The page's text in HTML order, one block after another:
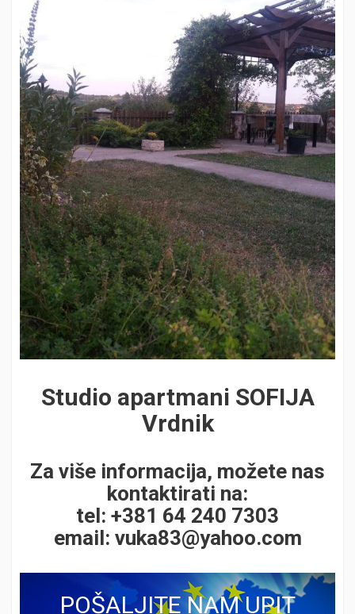
Studio apartmani SOFIJA
Vrdnik
Za više informacija, možete nas
kontaktirati na:
tel: +381 64 240 7303
email: vuka83@yahoo.com
POŠALJITE NAM UPIT